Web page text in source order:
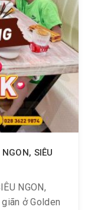
SIÊU
NGON,
ở Golden